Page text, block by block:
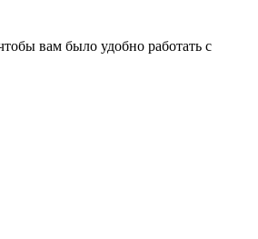
вам было удобно работать с